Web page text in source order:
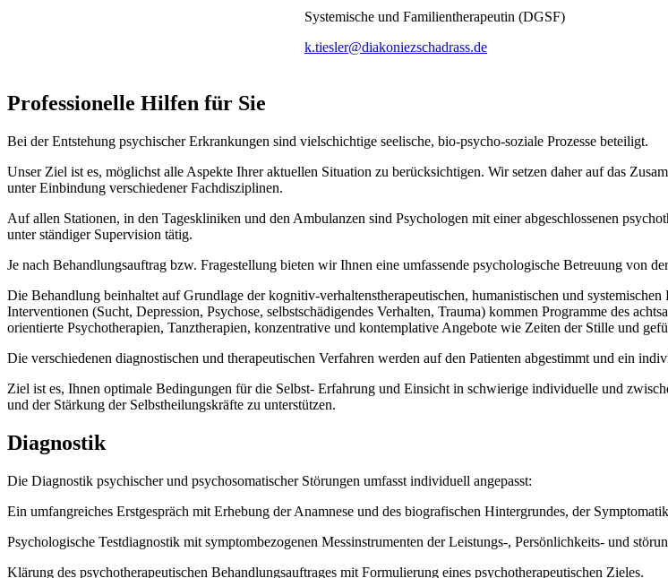
Systemische und Familientherapeutin (DGSF)
k.tiesler@diakoniezschadrass.de
Professionelle Hilfen für Sie
Bei der Entstehung psychischer Erkrankungen sind vielschichtige seelische, bio-psycho-soziale Prozesse beteiligt.
Unser Ziel ist es, möglichst alle Aspekte Ihrer aktuellen Situation zu berücksichtigen. Wir setzen daher auf das
unter Einbindung verschiedener Fachdisziplinen.
Auf allen Stationen, in den Tageskliniken und den Ambulanzen sind Psychologen mit einer abgeschlossenen
unter ständiger Supervision tätig.
Je nach Behandlungsauftrag bzw. Fragestellung bieten wir Ihnen eine umfassende psychologische Betreuung von
Die Behandlung beinhaltet auf Grundlage der kognitiv-verhaltenstherapeutischen, humanistischen und
Interventionen (Sucht, Depression, Psychose, selbstschädigendes Verhalten, Trauma) kommen Programme des
orientierte Psychotherapien, Tanztherapien, konzentrative und kontemplative Angebote wie Zeiten der Stille und
Die verschiedenen diagnostischen und therapeutischen Verfahren werden auf den Patienten abgestimmt und ein
Ziel ist es, Ihnen optimale Bedingungen für die Selbst- Erfahrung und Einsicht in schwierige individuelle und
und der Stärkung der Selbstheilungskräfte zu unterstützen.
Diagnostik
Die Diagnostik psychischer und psychosomatischer Störungen umfasst individuell angepasst:
Ein umfangreiches Erstgespräch mit Erhebung der Anamnese und des biografischen Hintergrundes, der
Psychologische Testdiagnostik mit symptombezogenen Messinstrumenten der Leistungs-, Persönlichkeits- und
Klärung des psychotherapeutischen Behandlungsauftrages mit Formulierung eines psychotherapeutischen Zieles.